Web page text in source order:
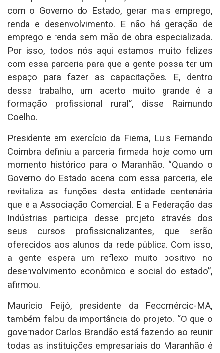
com o Governo do Estado, gerar mais emprego,
renda e desenvolvimento. E não há geração de
emprego e renda sem mão de obra especializada.
Por isso, todos nós aqui estamos muito felizes
com essa parceria para que a gente possa ter um
espaço para fazer as capacitações. E, dentro
desse trabalho, um acerto muito grande é a
formação profissional rural”, disse Raimundo
Coelho.
Presidente em exercício da Fiema, Luis Fernando
Coimbra definiu a parceria firmada hoje como um
momento histórico para o Maranhão. “Quando o
Governo do Estado acena com essa parceria, ele
revitaliza as funções desta entidade centenária
que é a Associação Comercial. E a Federação das
Indústrias participa desse projeto através dos
seus cursos profissionalizantes, que serão
oferecidos aos alunos da rede pública. Com isso,
a gente espera um reflexo muito positivo no
desenvolvimento econômico e social do estado”,
afirmou.
Maurício Feijó, presidente da Fecomércio-MA,
também falou da importância do projeto. “O que o
governador Carlos Brandão está fazendo ao reunir
todas as instituições empresariais do Maranhão é